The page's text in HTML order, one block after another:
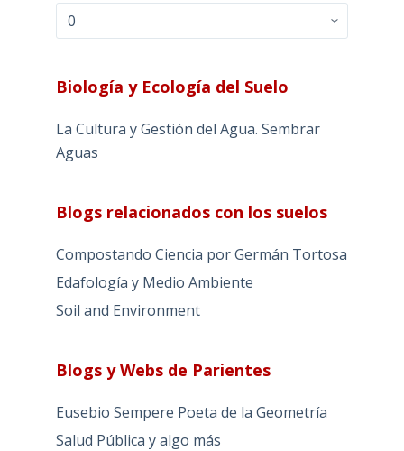
Archivos
Biología y Ecología del Suelo
La Cultura y Gestión del Agua. Sembrar
Aguas
Blogs relacionados con los suelos
Compostando Ciencia por Germán Tortosa
Edafología y Medio Ambiente
Soil and Environment
Blogs y Webs de Parientes
Eusebio Sempere Poeta de la Geometría
Salud Pública y algo más